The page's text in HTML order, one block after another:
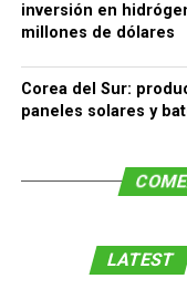
inversión en
millones de dólares
Corea del Sur:
paneles solares y
LATEST